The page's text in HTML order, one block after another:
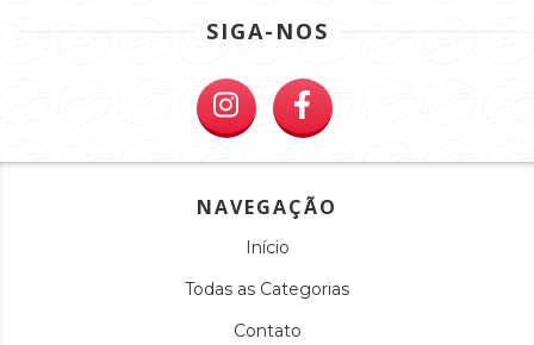
SIGA-NOS
NAVEGAÇÃO
Início
Todas as Categorias
Contato